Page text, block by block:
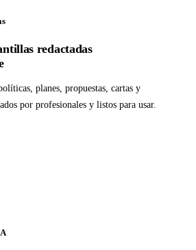
redactadas
planes, propuestas, cartas y
por profesionales y listos para usar.